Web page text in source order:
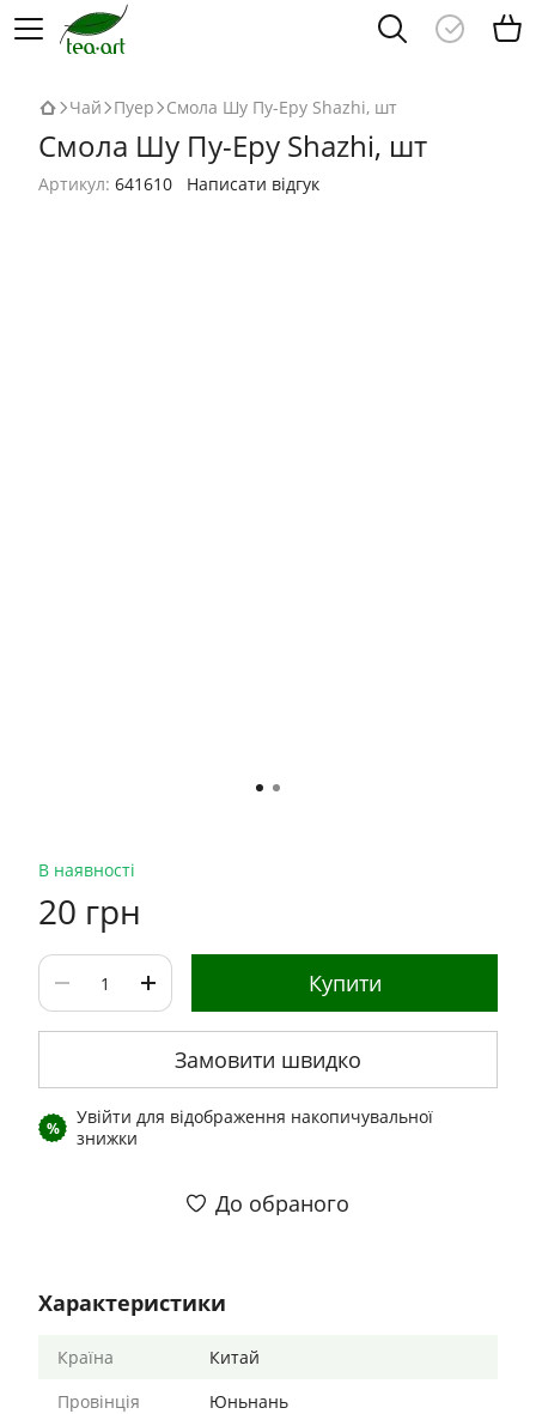
Чай Пуер Смола Шу Пу-Еру Shazhi, шт
Смола Шу Пу-Еру Shazhi, шт
Артикул: 641610 Написати відгук
В наявності
20 грн
Купити
Замовити швидко
% Увійти для відображення накопичувальної
знижки
До обраного
Характеристики
Країна
Китай
Провінція
Юньнань